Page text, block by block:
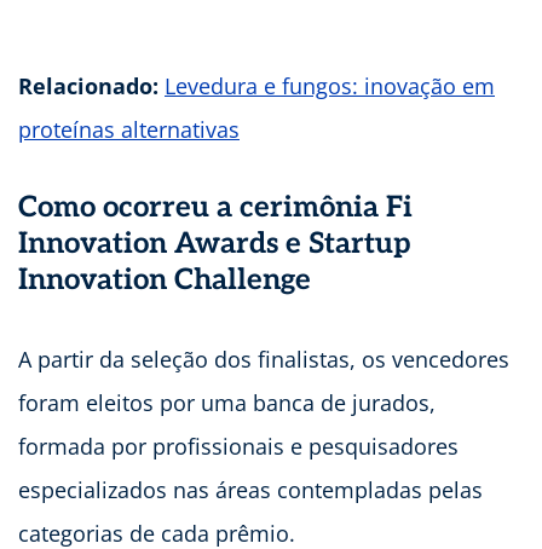
Relacionado: Levedura e fungos: inovação em
proteínas alternativas
Como ocorreu a cerimônia Fi
Innovation Awards e Startup
Innovation Challenge
A partir da seleção dos finalistas, os vencedores
foram eleitos por uma banca de jurados,
formada por profissionais e pesquisadores
especializados nas áreas contempladas pelas
categorias de cada prêmio.